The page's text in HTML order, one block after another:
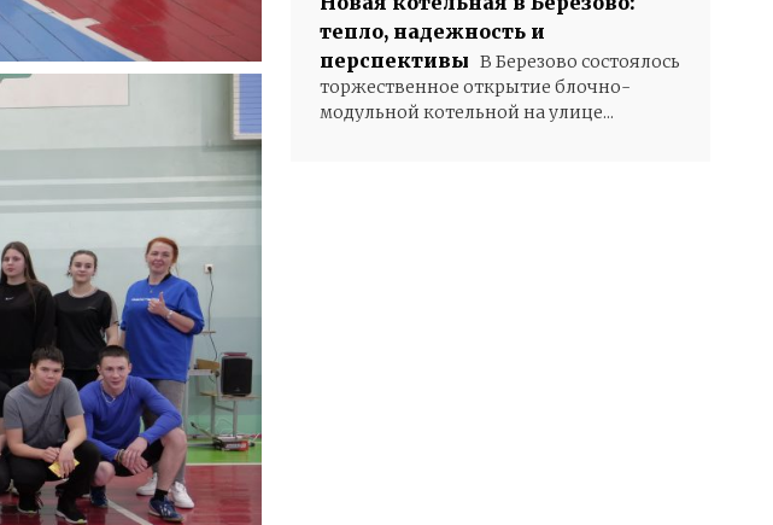
тепло, надежность и
перспективы В Березово состоялось
торжественное открытие блочно-
модульной котельной на улице...